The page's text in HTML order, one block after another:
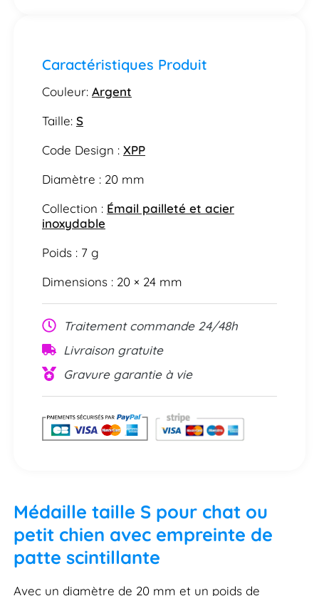
Caractéristiques Produit
Couleur: Argent
Taille: S
Code Design : XPP
Diamètre : 20 mm
Collection : Émail pailleté et acier
inoxydable
Poids : 7 g
Dimensions : 20 × 24 mm
Traitement commande 24/48h
Livraison gratuite
Gravure garantie à vie
Médaille taille S pour chat ou
petit chien avec empreinte de
patte scintillante
Avec un diamètre de 20 mm et un poids de